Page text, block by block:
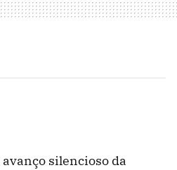
silencioso da